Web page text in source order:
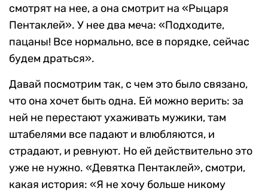
смотрят на нее, а она смотрит на «Рыцаря
Пентаклей». У нее два меча: «Подходите,
пацаны! Все нормально, все в порядке, сейчас
будем драться».
Давай посмотрим так, с чем это было связано,
что она хочет быть одна. Ей можно верить: за
ней не перестают ухаживать мужики, там
штабелями все падают и влюбляются, и
страдают, и ревнуют. Но ей действительно это
уже не нужно. «Девятка Пентаклей», смотри,
какая история: «Я не хочу больше никому